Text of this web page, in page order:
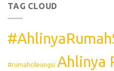
TAG CLOUD
#rumahcileungsi Ahlinya